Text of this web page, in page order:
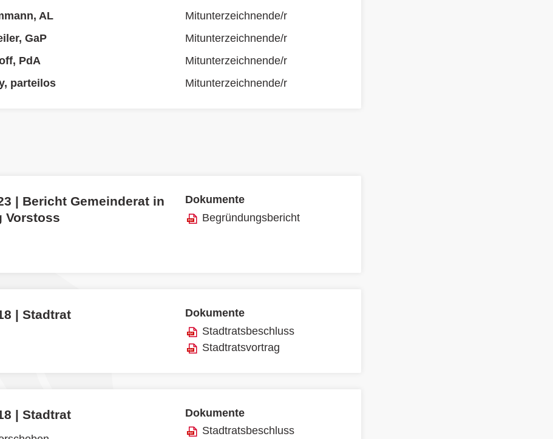
AL
Mitunterzeichnende/r
GaP
Mitunterzeichnende/r
PdA
Mitunterzeichnende/r
parteilos
Mitunterzeichnende/r
| Bericht Gemeinderat in
Vorstoss
Dokumente
Begründungsbericht
| Stadtrat
Dokumente
Stadtratsbeschluss
Stadtratsvortrag
| Stadtrat
Dokumente
Stadtratsbeschluss